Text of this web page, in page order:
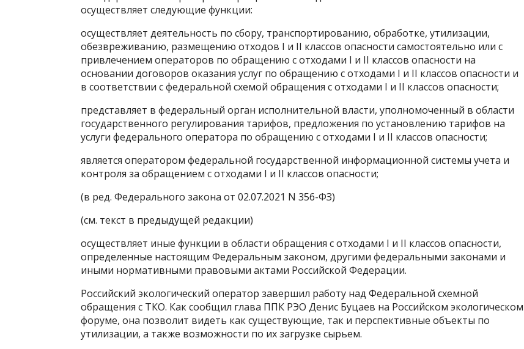
осуществляет следующие функции:
осуществляет деятельность по сбору, транспортированию, обработке, утилизации,
обезвреживанию, размещению отходов I и II классов опасности самостоятельно или с
привлечением операторов по обращению с отходами I и II классов опасности на
основании договоров оказания услуг по обращению с отходами I и II классов опасности и
в соответствии с федеральной схемой обращения с отходами I и II классов опасности;
представляет в федеральный орган исполнительной власти, уполномоченный в области
государственного регулирования тарифов, предложения по установлению тарифов на
услуги федерального оператора по обращению с отходами I и II классов опасности;
является оператором федеральной государственной информационной системы учета и
контроля за обращением с отходами I и II классов опасности;
(в ред. Федерального закона от 02.07.2021 N 356-ФЗ)
(см. текст в предыдущей редакции)
осуществляет иные функции в области обращения с отходами I и II классов опасности,
определенные настоящим Федеральным законом, другими федеральными законами и
иными нормативными правовыми актами Российской Федерации.
Российский экологический оператор завершил работу над Федеральной схемной
обращения с ТКО. Как сообщил глава ППК РЭО Денис Буцаев на Российском экологическом
форуме, она позволит видеть как существующие, так и перспективные объекты по
утилизации, а также возможности по их загрузке сырьем.